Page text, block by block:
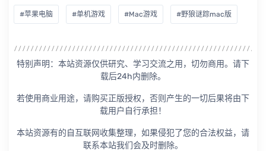
#苹果电脑 #单机游戏 #Mac游戏 #野狼谜踪mac版
特别声明：本站资源仅供研究、学习交流之用，切勿商用。请下
载后24h内删除。
若使用商业用途，请购买正版授权，否则产生的一切后果将由下
载用户自行承担！
本站资源有的自互联网收集整理，如果侵犯了您的合法权益，请
联系本站我们会及时删除。